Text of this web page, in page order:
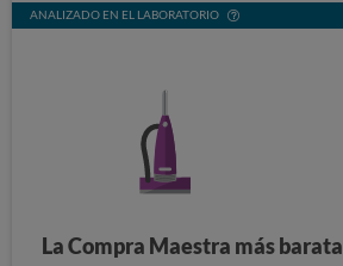
ANALIZADO EN EL LABORATORIO
La Compra Maestra más barata